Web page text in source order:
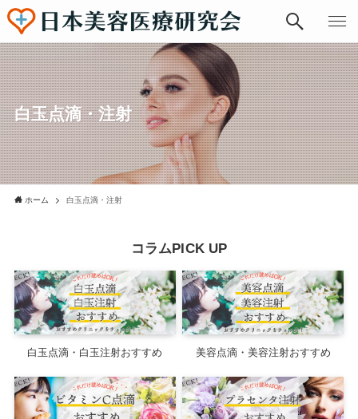
白玉点滴・注射
ホーム 白玉点滴・注射
コラムPICK UP
白玉点滴・白玉注射おすすめ 美容点滴・美容注射おすすめ